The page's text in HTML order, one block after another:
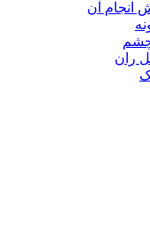
انجام آن
چشم
ران